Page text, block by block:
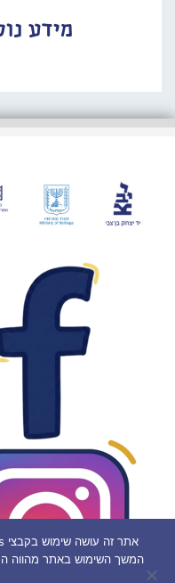
מידע
המשך השימוש באתר מהווה